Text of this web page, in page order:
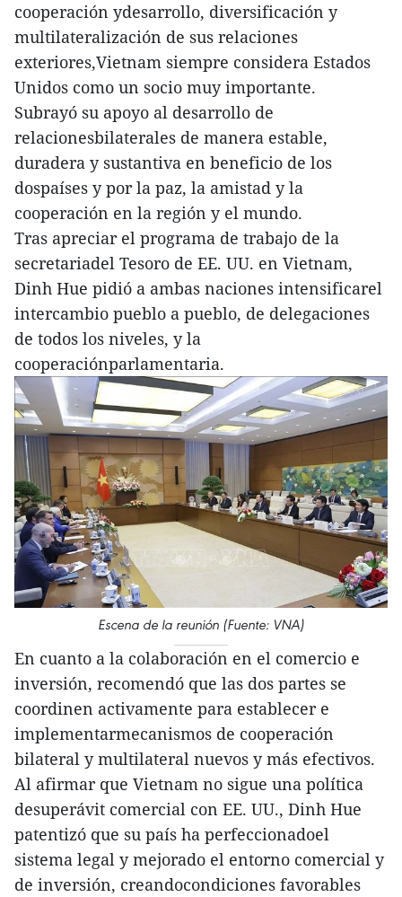
cooperación ydesarrollo, diversificación y
multilateralización de sus relaciones
exteriores,Vietnam siempre considera Estados
Unidos como un socio muy importante.
Subrayó su apoyo al desarrollo de
relacionesbilaterales de manera estable,
duradera y sustantiva en beneficio de los
dospaíses y por la paz, la amistad y la
cooperación en la región y el mundo.
Tras apreciar el programa de trabajo de la
secretariadel Tesoro de EE. UU. en Vietnam,
Dinh Hue pidió a ambas naciones intensificarel
intercambio pueblo a pueblo, de delegaciones
de todos los niveles, y la
cooperaciónparlamentaria.
Escena de la reunión (Fuente: VNA)
En cuanto a la colaboración en el comercio e
inversión, recomendó que las dos partes se
coordinen activamente para establecer e
implementarmecanismos de cooperación
bilateral y multilateral nuevos y más efectivos.
Al afirmar que Vietnam no sigue una política
desuperávit comercial con EE. UU., Dinh Hue
patentizó que su país ha perfeccionadoel
sistema legal y mejorado el entorno comercial y
de inversión, creandocondiciones favorables